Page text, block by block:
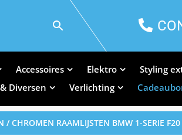
Accessoires Elektro Styling
Diversen
Verlichting
/ CHROMEN RAAMLIJSTEN BMW 1-SERIE F20